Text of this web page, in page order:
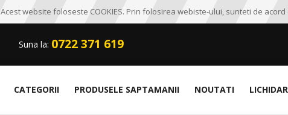
Acest website foloseste COOKIES. Prin folosirea webiste-ului, sunteti de
Suna la: 0722 371 619
CATEGORII PRODUSELE SAPTAMANII NOUTATI